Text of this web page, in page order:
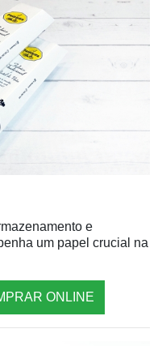
e
um papel crucial na
ONLINE